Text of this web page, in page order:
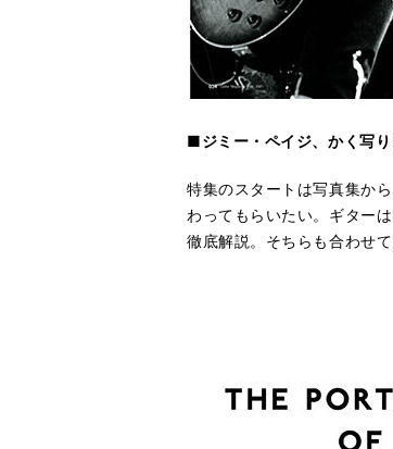
■ジミー・ペイジ、かく写
特集のスタートは写真集か
わってもらいたい。ギター
徹底解説。そちらも合わせて